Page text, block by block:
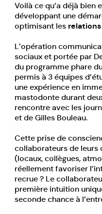
Voilà ce qu’a déjà bien
développant une
optimisant les
L’opération
sociaux et portée par
du programme phare
permis à 3 équipes
une expérience en
mastodonte durant
rencontre avec les
et de Gilles Bouleau.
Cette prise de
collaborateurs de leurs
(locaux, collègues,
réellement favoriser
recrue ? Le
première intuition
seconde chance à